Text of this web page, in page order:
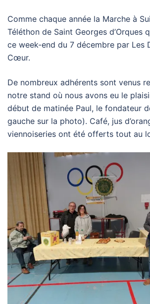
Comme chaque année la Marche à
Téléthon de Saint Georges d’Orques
ce week-end du 7 décembre par Les
Cœur.
De nombreux adhérents sont venus
notre stand où nous avons eu le
début de matinée Paul, le fondateur
gauche sur la photo). Café, jus
viennoiseries ont été offerts tout au